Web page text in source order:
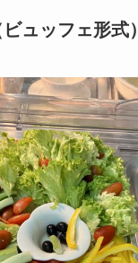
ュッフェ形式）